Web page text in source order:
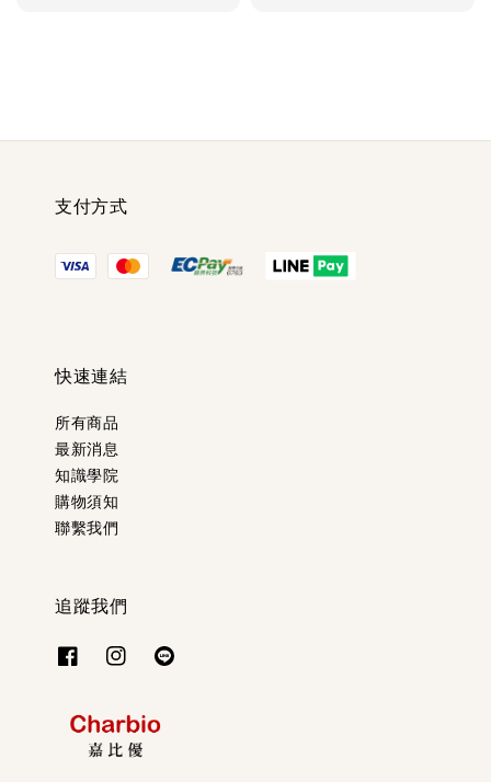
支付方式
快速連結
所有商品
最新消息
知識學院
購物須知
聯繫我們
追蹤我們